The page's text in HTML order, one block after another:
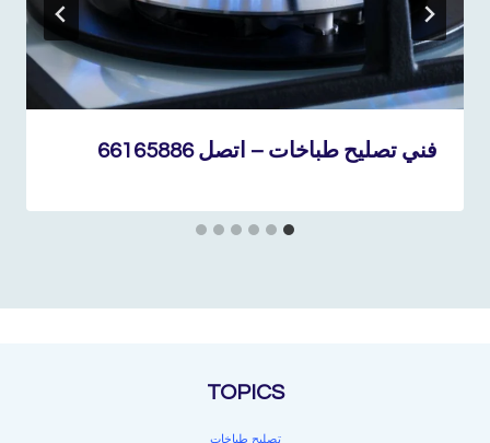
فني تصليح طباخات – اتصل 66165886
TOPICS
تصليح طباخات